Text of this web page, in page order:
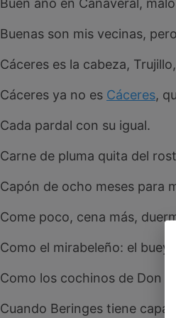
Buen año en Cañaveral,
Buenas son mis vecinas,
Cáceres es la cabeza,
Cáceres ya no es Cáceres,
Cada pardal con su igual.
Carne de pluma quita del
Capón de ocho meses para
Come poco, cena más,
Como el mirabeleño: el
Como los cochinos de Don
Cuando Beringes tiene